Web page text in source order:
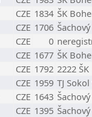
CZE 1834 ŠK
CZE 1706
CZE 0
CZE 1677 ŠK
CZE 1792 2222
CZE 1959 TJ
CZE 1643
CZE 1395